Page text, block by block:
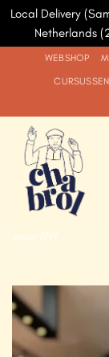
Local Delivery
Netherlands
WEBSHOP
since 1991